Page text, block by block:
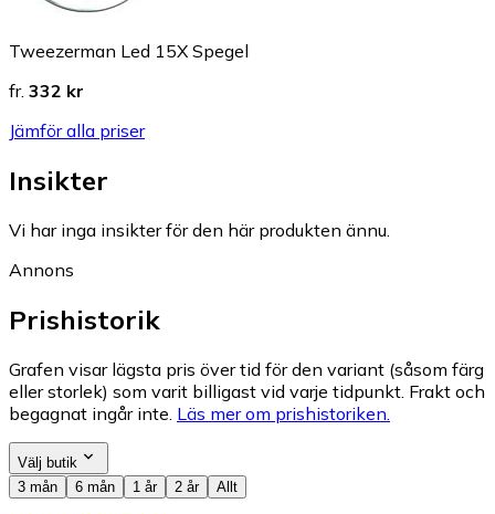
Tweezerman Led 15X Spegel
fr. 332 kr
Jämför alla priser
Insikter
Vi har inga insikter för den här produkten ännu.
Annons
Prishistorik
Grafen visar lägsta pris över tid för den variant (såsom färg
eller storlek) som varit billigast vid varje tidpunkt. Frakt och
begagnat ingår inte. Läs mer om prishistoriken.
Välj butik
3 mån
6 mån 1 år 2 år Allt